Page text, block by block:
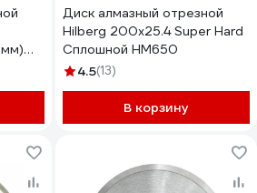
Диск алмазный отрезной
Hilberg 200x25.4 Super Hard
Сплошной HM650
4.5(13)
В корзину